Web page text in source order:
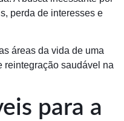
perda de interesses e
áreas da vida de uma
reintegração saudável na
para a